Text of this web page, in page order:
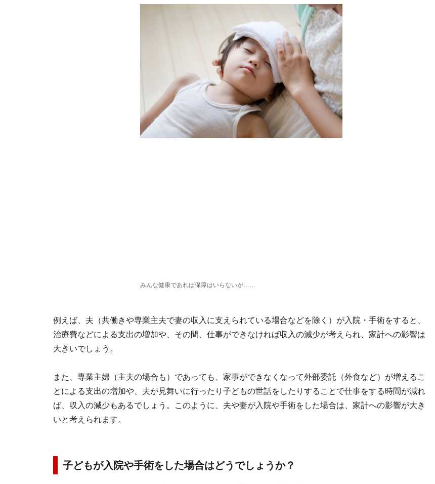
みんな健康であれば保障はいらないが……
例えば、夫（共働きや専業主夫で妻の収入に支えられている場合などを除く）が入院・手術をすると、
治療費などによる支出の増加や、その間、仕事ができなければ収入の減少が考えられ、家計への影響は
大きいでしょう。
また、専業主婦（主夫の場合も）であっても、家事ができなくなって外部委託（外食など）が増えるこ
とによる支出の増加や、夫が見舞いに行ったり子どもの世話をしたりすることで仕事をする時間が減れ
ば、収入の減少もあるでしょう。このように、夫や妻が入院や手術をした場合は、家計への影響が大き
いと考えられます。
子どもが入院や手術をした場合はどうでしょうか？